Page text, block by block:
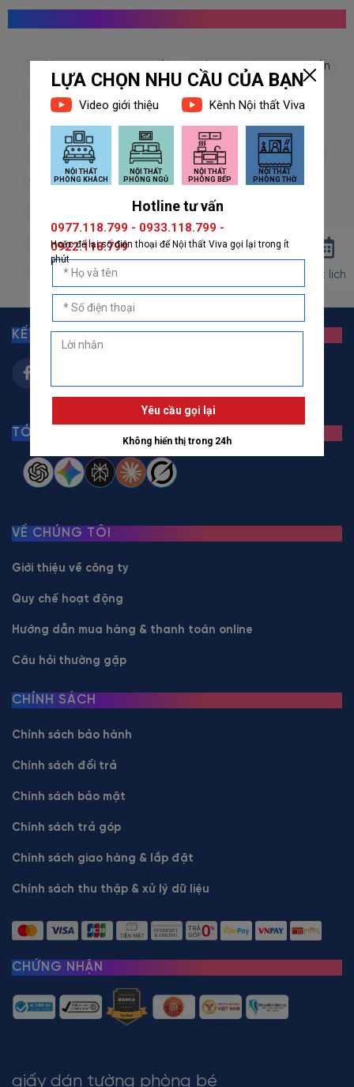
giấy dán tường nhật bản
giấy dán tường 3d giấy dán tường phòng khách
giấy dán tường phòng ngủ giấy dán tường bếp
giấy dán tường phòng thờ giấy dán tường trẻ em
vải dán tường dán decal decal dán tường
giấy dán tường giả đá
giấy dán tường giả gỗ giấy dán tường giả gạch
giấy dán tường giả vải
giấy dán tường phòng bé
KẾT NỐI VỚI GIẤY DÁN TƯỜNG
TÓM TẮT BẰNG AI
VỀ CHÚNG TÔI
Giới thiệu về công ty
Quy chế hoạt động
Hướng dẫn mua hàng & thanh toán online
Câu hỏi thường gặp
CHÍNH SÁCH
Chính sách bảo hành
Chính sách đổi trả
Chính sách bảo mật
Chính sách trả góp
Chính sách giao hàng & lắp đặt
Chính sách thu thập & xử lý dữ liệu
CHỨNG NHẬN
Đặt lịch